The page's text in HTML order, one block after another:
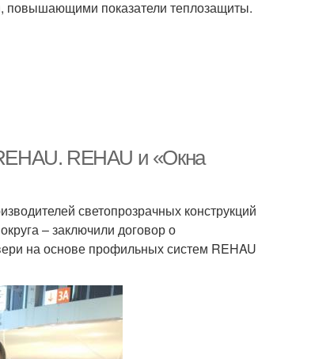
повышающими показатели теплозащиты.
REHAU и «Окна
светопрозрачных конструкций
– заключили договор о
на основе профильных систем REHAU